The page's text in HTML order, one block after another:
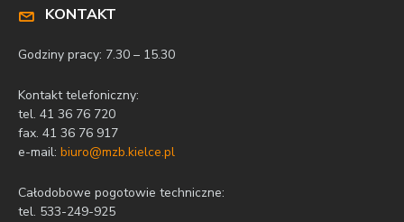
KONTAKT
Godziny pracy: 7.30 – 15.30
Kontakt telefoniczny:
tel. 41 36 76 720
fax. 41 36 76 917
e-mail: biuro@mzb.kielce.pl
Całodobowe pogotowie techniczne:
tel. 533-249-925